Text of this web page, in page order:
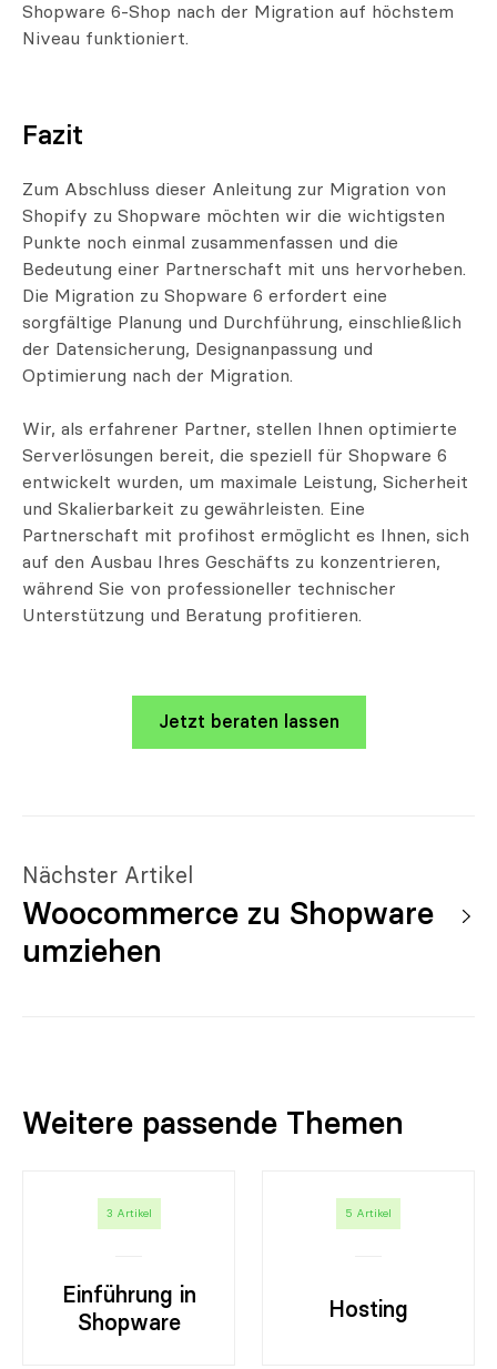
Shopware 6-Shop nach der Migration auf höchstem
Niveau funktioniert.
Fazit
Zum Abschluss dieser Anleitung zur Migration von
Shopify zu Shopware möchten wir die wichtigsten
Punkte noch einmal zusammenfassen und die
Bedeutung einer Partnerschaft mit uns hervorheben.
Die Migration zu Shopware 6 erfordert eine
sorgfältige Planung und Durchführung, einschließlich
der Datensicherung, Designanpassung und
Optimierung nach der Migration.
Wir, als erfahrener Partner, stellen Ihnen optimierte
Serverlösungen bereit, die speziell für Shopware 6
entwickelt wurden, um maximale Leistung, Sicherheit
und Skalierbarkeit zu gewährleisten. Eine
Partnerschaft mit profihost ermöglicht es Ihnen, sich
auf den Ausbau Ihres Geschäfts zu konzentrieren,
während Sie von professioneller technischer
Unterstützung und Beratung profitieren.
Jetzt beraten lassen
Nächster Artikel
Woocommerce zu Shopware
umziehen
Weitere passende Themen
3 Artikel
Einführung in
Shopware
5 Artikel
Hosting